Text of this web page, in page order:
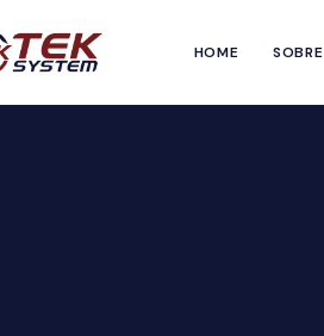
HOME SOBRE